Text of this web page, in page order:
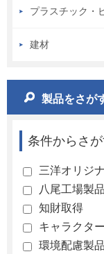
プラスチック・
建材
製品をさが
条件からさ
三洋オリジ
八尾工場製品
知財取得
キャラクタ
環境配慮製品